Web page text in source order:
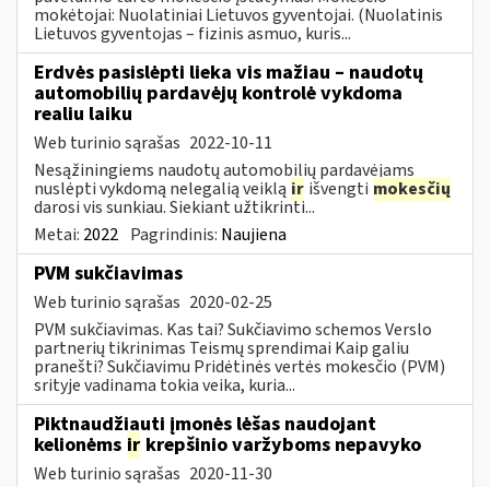
mokėtojai: Nuolatiniai Lietuvos gyventojai. (Nuolatinis
Lietuvos gyventojas – fizinis asmuo, kuris...
Erdvės pasislėpti lieka vis mažiau – naudotų
automobilių pardavėjų kontrolė vykdoma
realiu laiku
Web turinio sąrašas 2022-10-11
Nesąžiningiems naudotų automobilių pardavėjams
nuslėpti vykdomą nelegalią veiklą ir išvengti mokesčių
darosi vis sunkiau. Siekiant užtikrinti...
Metai: 2022 Pagrindinis: Naujiena
PVM sukčiavimas
Web turinio sąrašas 2020-02-25
PVM sukčiavimas. Kas tai? Sukčiavimo schemos Verslo
partnerių tikrinimas Teismų sprendimai Kaip galiu
pranešti? Sukčiavimu Pridėtinės vertės mokesčio (PVM)
srityje vadinama tokia veika, kuria...
Piktnaudžiauti įmonės lėšas naudojant
kelionėms ir krepšinio varžyboms nepavyko
Web turinio sąrašas 2020-11-30